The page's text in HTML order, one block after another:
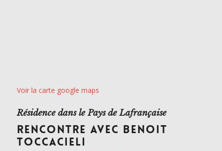
Voir la carte google maps
Résidence dans le Pays de Lafrançaise
RENCONTRE AVEC BENOIT
TOCCACIELI